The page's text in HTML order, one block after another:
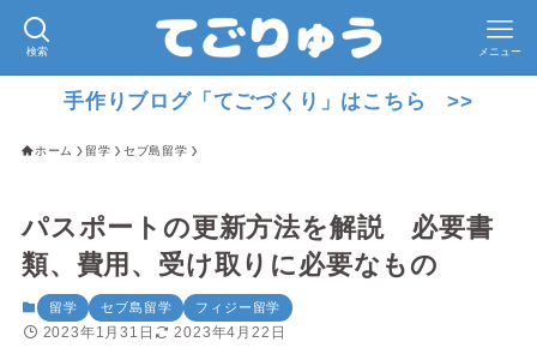
検索 メニュー
手作りブログ「てごづくり」はこちら >>
ホーム 留学 セブ島留学
パスポートの更新方法を解説 必要書
類、費用、受け取りに必要なもの
留学 セブ島留学 フィジー留学
2023年1月31日 2023年4月22日